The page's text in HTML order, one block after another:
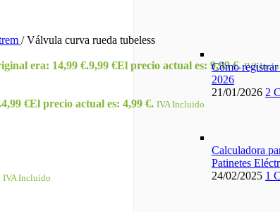
Cómo
2026
21/01/2026 2
Calculadora
Patinetes
24/02/2025 1
/ Válvula curva rueda tubeless
era: 14,99 €.9,99 €El precio actual es: 9,99 €. IVA
4,99 €El precio actual es: 4,99 €. IVA Incluido
IVA Incluido